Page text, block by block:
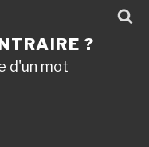
?
d'un mot